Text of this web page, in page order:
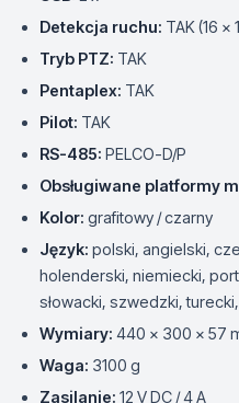
Detekcja ruchu: TAK (16 x
Tryb PTZ: TAK
Pentaplex: TAK
Pilot: TAK
RS-485: PELCO-D/P
Obsługiwane platformy
Kolor: grafitowy / czarny
Język: polski, angielski,
holenderski, niemiecki,
słowacki, szwedzki,
Wymiary: 440 x 300 x 57
Waga: 3100 g
Zasilanie: 12 V DC / 4 A